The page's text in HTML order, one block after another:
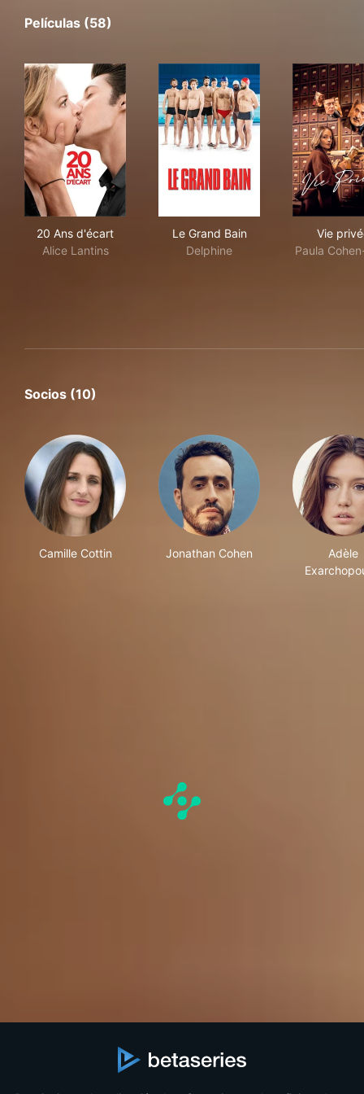
Películas (58)
20 Ans d'écart
Alice Lantins
Le Grand Bain
Delphine
Vie
Paula
Socios (10)
Camille Cottin Jonathan Cohen
Adèle